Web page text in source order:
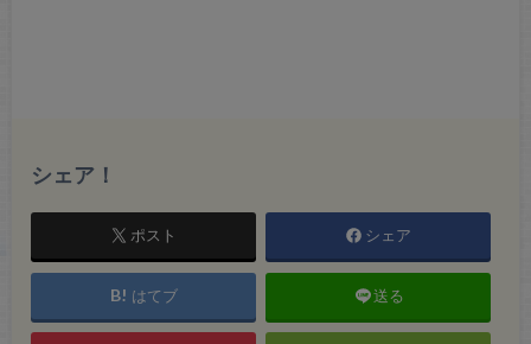
シェア！
ポスト シェア
はてブ 送る